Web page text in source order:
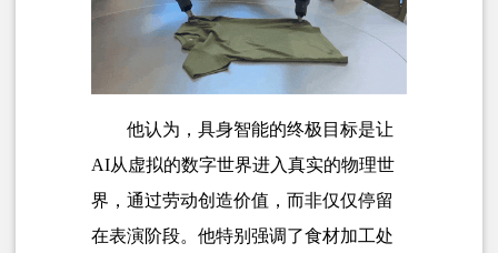
他认为，具身智能的终极目标是让
AI从虚拟的数字世界进入真实的物理世
界，通过劳动创造价值，而非仅仅停留
在表演阶段。他特别强调了食材加工处